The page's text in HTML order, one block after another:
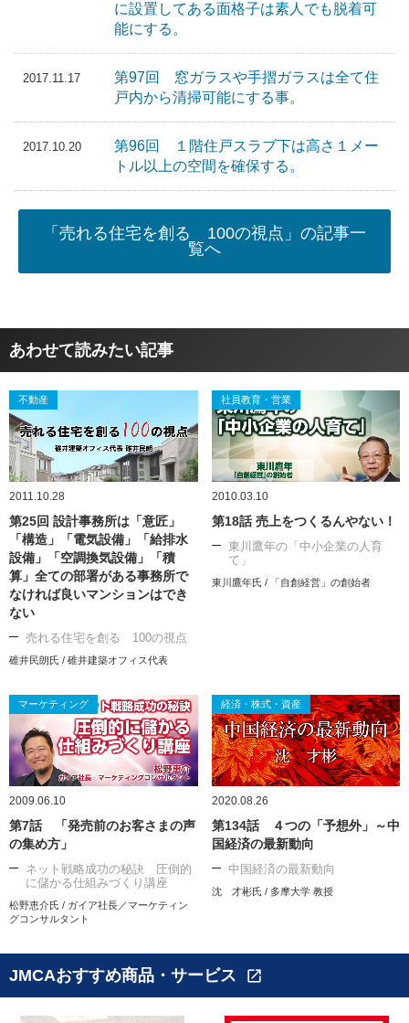
に設置してある面格子は素人でも脱着可
能にする。
2017.11.17
第97回 窓ガラスや手摺ガラスは全て住
戸内から清掃可能にする事。
2017.10.20
第96回 １階住戸スラブ下は高さ１メー
トル以上の空間を確保する。
「売れる住宅を創る 100の視点」の記事一
覧へ
あわせて読みたい記事
不動産
2011.10.28
第25回 設計事務所は「意匠」
「構造」「電気設備」「給排水
設備」「空調換気設備」「積
算」全ての部署がある事務所で
なければ良いマンションはでき
ない
売れる住宅を創る 100の視点
碓井民朗氏 / 碓井建築オフィス代表
社員教育・営業
2010.03.10
第18話 売上をつくるんやない！
東川鷹年の「中小企業の人育
て」
東川鷹年氏 / 「自創経営」の創始者
マーケティング
2009.06.10
第7話 「発売前のお客さまの声
の集め方」
ネット戦略成功の秘訣 圧倒的
に儲かる仕組みづくり講座
松野恵介氏 / ガイア社長／マーケティン
グコンサルタント
経済・株式・資産
2020.08.26
第134話 ４つの「予想外」～中
国経済の最新動向
中国経済の最新動向
沈 才彬氏 / 多摩大学 教授
JMCAおすすめ商品・サービス open_in_new